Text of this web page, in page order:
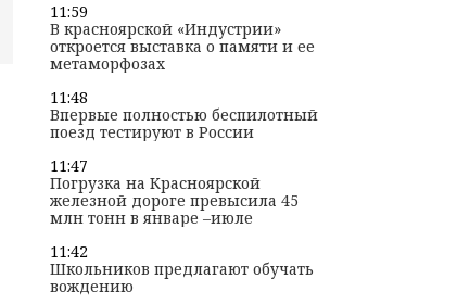
11:59
В красноярской «Индустрии»
откроется выставка о памяти и ее
метаморфозах
11:48
Впервые полностью беспилотный
поезд тестируют в России
11:47
Погрузка на Красноярской
железной дороге превысила 45
млн тонн в январе –июле
11:42
Школьников предлагают обучать
вождению